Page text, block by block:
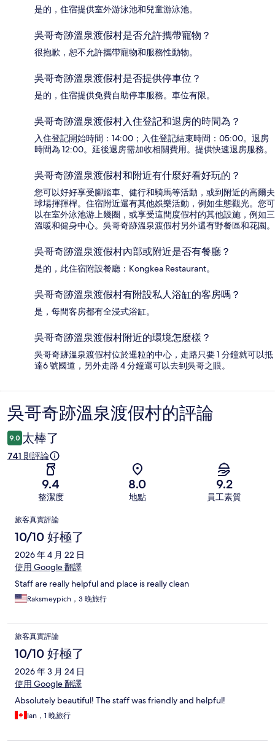
是的，住宿提供室外游泳池和兒童游泳池。
吳哥奇跡溫泉渡假村是否允許攜帶寵物？
很抱歉，恕不允許攜帶寵物和服務性動物。
吳哥奇跡溫泉渡假村是否提供停車位？
是的，住宿提供免費自助停車服務。車位有限。
吳哥奇跡溫泉渡假村入住登記和退房的時間為？
入住登記開始時間：14:00；入住登記結束時間：05:00。退房
時間為 12:00。延後退房需加收相關費用。提供快速退房服務。
吳哥奇跡溫泉渡假村和附近有什麼好看好玩的？
您可以好好享受腳踏車、健行和騎馬等活動，或到附近的高爾夫
球場揮揮桿。住宿附近還有其他娛樂活動，例如生態觀光。您可
以在室外泳池游上幾圈，或享受這間度假村的其他設施，例如三
溫暖和健身中心。吳哥奇跡溫泉渡假村另外還有野餐區和花園。
吳哥奇跡溫泉渡假村內部或附近是否有餐廳？
是的，此住宿附設餐廳：Kongkea Restaurant。
吳哥奇跡溫泉渡假村有附設私人浴缸的客房嗎？
是，每間客房都有全浸式浴缸。
吳哥奇跡溫泉渡假村附近的環境怎麼樣？
吳哥奇跡溫泉渡假村位於暹粒的中心，走路只要 1 分鐘就可以抵
達6 號國道，另外走路 4 分鐘還可以去到吳哥之眼。
評
論
吳哥奇跡溫泉渡假村的評論
9.0 太棒了
741 則評論
9.4
整潔度
8.0
地點
9.2
員工素質
評
論
旅客真實評論
10/10 好極了
2026 年 4 月 22 日
使用 Google 翻譯
Staff are really helpful and place is really clean
Raksmeypich，3 晚旅行
旅客真實評論
10/10 好極了
2026 年 3 月 24 日
使用 Google 翻譯
Absolutely beautiful! The staff was friendly and helpful!
Ian，1 晚旅行